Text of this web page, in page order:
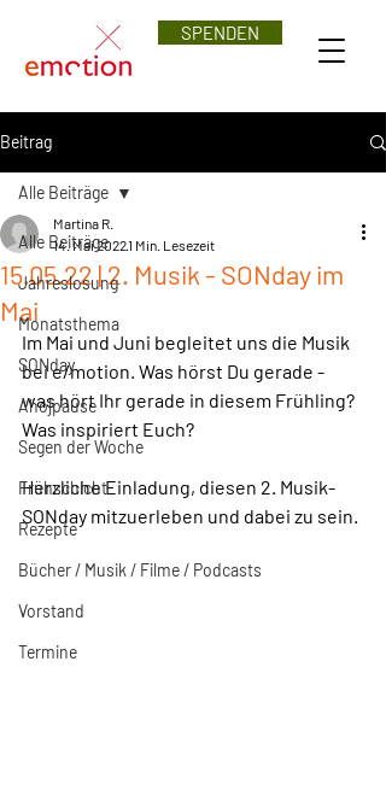
SPENDEN
Beitrag
Alle Beiträge
Jahreslosung
Monatsthema
SONday
Ahojpause
Segen der Woche
Frühschicht
Rezepte
Bücher / Musik / Filme / Podcasts
Vorstand
Termine
Alle Beiträge
15.05.22 | 2. Musik - SONday im
Mai
Martina R.
14. Mai 20221 Min. Lesezeit
Im Mai und Juni begleitet uns die Musik
bei e/motion. Was hörst Du gerade -
was hört Ihr gerade in diesem Frühling?
Was inspiriert Euch?
Herzliche Einladung, diesen 2. Musik-
SONday mitzuerleben und dabei zu sein.